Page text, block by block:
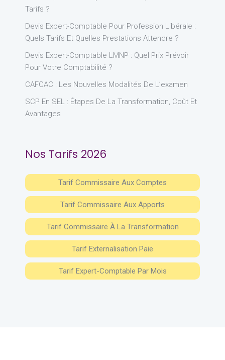
Tarifs ?
Devis Expert-Comptable Pour Profession Libérale :
Quels Tarifs Et Quelles Prestations Attendre ?
Devis Expert-Comptable LMNP : Quel Prix Prévoir
Pour Votre Comptabilité ?
CAFCAC : Les Nouvelles Modalités De L’examen
SCP En SEL : Étapes De La Transformation, Coût Et
Avantages
Nos Tarifs 2026
Tarif Commissaire Aux Comptes
Tarif Commissaire Aux Apports
Tarif Commissaire À La Transformation
Tarif Externalisation Paie
Tarif Expert-Comptable Par Mois